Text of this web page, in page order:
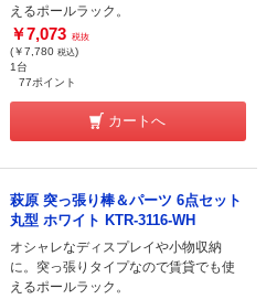
えるポールラック。
￥7,073 税抜
(￥7,780 税込)
1台
77ポイント
カートへ
萩原 突っ張り棒＆パーツ 6点セット
丸型 ホワイト KTR-3116-WH
オシャレなディスプレイや小物収納
に。突っ張りタイプなので賃貸でも使
えるポールラック。